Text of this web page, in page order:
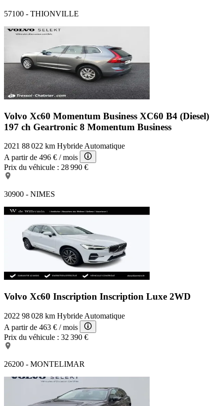
57100 - THIONVILLE
Volvo Xc60 Momentum Business XC60 B4 (Diesel)
197 ch Geartronic 8 Momentum Business
2021 88 022 km Hybride Automatique
A partir de 496 € / mois
Prix du véhicule : 28 990 €
30900 - NIMES
Volvo Xc60 Inscription Inscription Luxe 2WD
2022 98 028 km Hybride Automatique
A partir de 463 € / mois
Prix du véhicule : 32 390 €
26200 - MONTELIMAR